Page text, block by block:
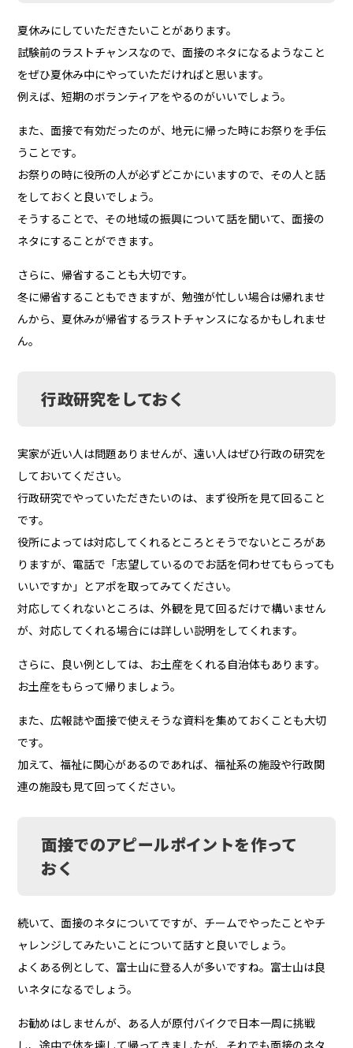
夏休みにしていただきたいことがあります。
試験前のラストチャンスなので、面接のネタになるようなこと
をぜひ夏休み中にやっていただければと思います。
例えば、短期のボランティアをやるのがいいでしょう。
また、面接で有効だったのが、地元に帰った時にお祭りを手伝
うことです。
お祭りの時に役所の人が必ずどこかにいますので、その人と話
をしておくと良いでしょう。
そうすることで、その地域の振興について話を聞いて、面接の
ネタにすることができます。
さらに、帰省することも大切です。
冬に帰省することもできますが、勉強が忙しい場合は帰れませ
んから、夏休みが帰省するラストチャンスになるかもしれませ
ん。
行政研究をしておく
実家が近い人は問題ありませんが、遠い人はぜひ行政の研究を
しておいてください。
行政研究でやっていただきたいのは、まず役所を見て回ること
です。
役所によっては対応してくれるところとそうでないところがあ
りますが、電話で「志望しているのでお話を伺わせてもらっても
いいですか」とアポを取ってみてください。
対応してくれないところは、外観を見て回るだけで構いません
が、対応してくれる場合には詳しい説明をしてくれます。
さらに、良い例としては、お土産をくれる自治体もあります。
お土産をもらって帰りましょう。
また、広報誌や面接で使えそうな資料を集めておくことも大切
です。
加えて、福祉に関心があるのであれば、福祉系の施設や行政関
連の施設も見て回ってください。
面接でのアピールポイントを作って
おく
続いて、面接のネタについてですが、チームでやったことやチ
ャレンジしてみたいことについて話すと良いでしょう。
よくある例として、富士山に登る人が多いですね。富士山は良
いネタになるでしょう。
お勧めはしませんが、ある人が原付バイクで日本一周に挑戦
し、途中で体を壊して帰ってきましたが、それでも面接のネタ